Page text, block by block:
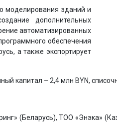
моделирования зданий и
дополнительных
автоматизированных
обеспечения
а также экспортирует
капитал – 2,4 млн BYN,
ТОО «Энэка»